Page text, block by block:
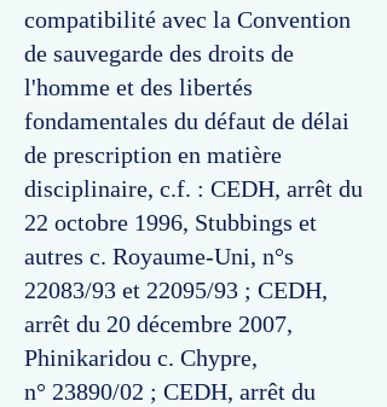
compatibilité avec la Convention
de sauvegarde des droits de
l'homme et des libertés
fondamentales du défaut de délai
de prescription en matière
disciplinaire, c.f. : CEDH, arrêt du
22 octobre 1996, Stubbings et
autres c. Royaume-Uni, n°s
22083/93 et 22095/93 ; CEDH,
arrêt du 20 décembre 2007,
Phinikaridou c. Chypre,
n° 23890/02 ; CEDH, arrêt du